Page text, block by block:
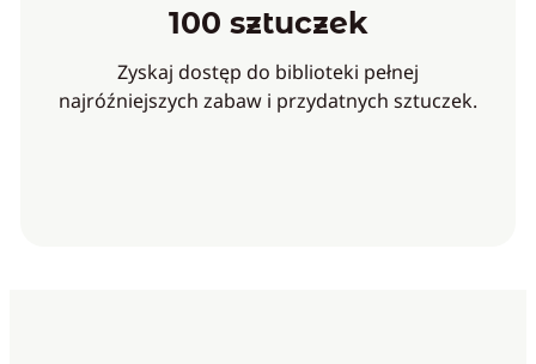
100 sztuczek
Zyskaj dostęp do biblioteki pełnej
najróźniejszych zabaw i przydatnych sztuczek.